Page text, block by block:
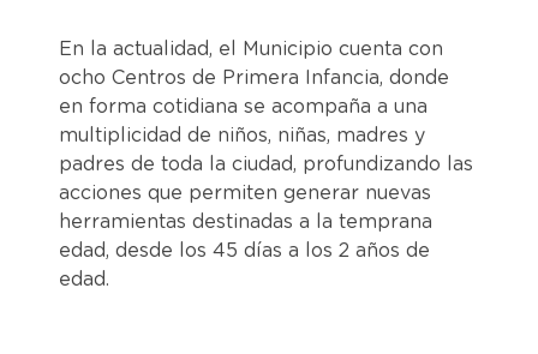
En la actualidad, el Municipio cuenta con
ocho Centros de Primera Infancia, donde
en forma cotidiana se acompaña a una
multiplicidad de niños, niñas, madres y
padres de toda la ciudad, profundizando las
acciones que permiten generar nuevas
herramientas destinadas a la temprana
edad, desde los 45 días a los 2 años de
edad.